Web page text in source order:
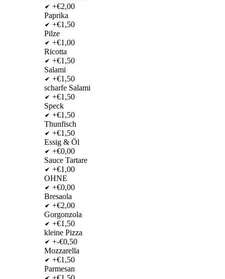
+€2,00
Paprika
+€1,50
Pilze
+€1,00
Ricotta
+€1,50
Salami
+€1,50
scharfe Salami
+€1,50
Speck
+€1,50
Thunfisch
+€1,50
Essig & Öl
+€0,00
Sauce Tartare
+€1,00
OHNE
+€0,00
Bresaola
+€2,00
Gorgonzola
+€1,50
kleine Pizza
+-€0,50
Mozzarella
+€1,50
Parmesan